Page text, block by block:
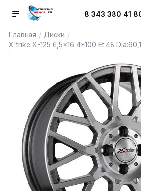
8 343 380 41
Главная / Диски /
X'trike X-125 6,5x16 4*100 Et:48